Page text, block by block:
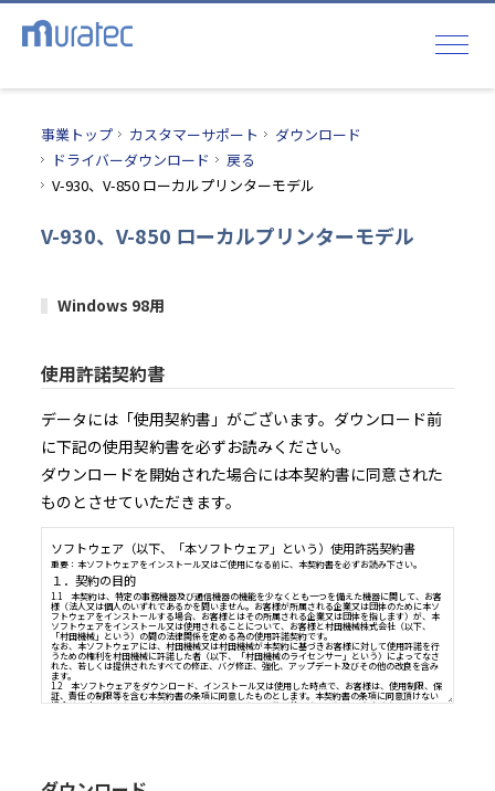
事業トップ カスタマーサポート
ダウンロード
ドライバーダウンロード
戻る
V-930、V-850 ローカルプリンターモデル
V-930、V-850 ローカルプリンターモデル
Windows 98用
使用許諾契約書
データには「使用契約書」がございます。ダウンロード前
に下記の使用契約書を必ずお読みください。
ダウンロードを開始された場合には本契約書に同意された
ものとさせていただきます。
ソフトウェア（以下、「本ソフトウェア」という）使用許諾契
重要：本ソフトウェアをインストール又はご使用になる前に、本契約書を必ずお読み
ソフトウェアをインストール又は使用されることについて、お客様と村田機械株式会